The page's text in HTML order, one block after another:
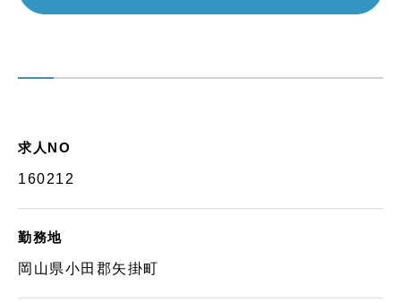
求人NO
160212
勤務地
岡山県小田郡矢掛町